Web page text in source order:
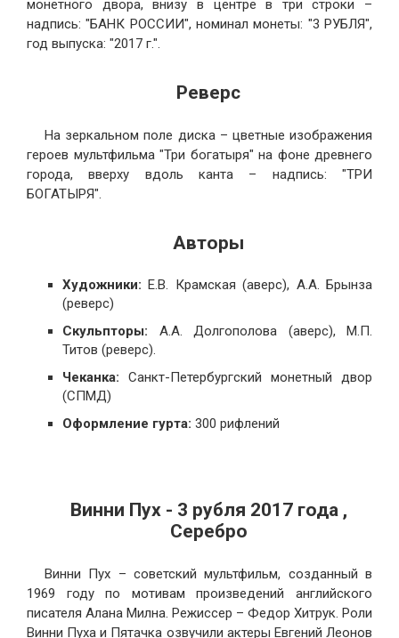
монетного двора, внизу в центре в три строки –
надпись: "БАНК РОССИИ", номинал монеты: "3 РУБЛЯ",
год выпуска: "2017 г.".
Реверс
На зеркальном поле диска – цветные изображения
героев мультфильма "Три богатыря" на фоне древнего
города, вверху вдоль канта – надпись: "ТРИ
БОГАТЫРЯ".
Авторы
Художники: Е.В. Крамская (аверс), А.А. Брынза
(реверс)
Скульпторы: А.А. Долгополова (аверс), М.П.
Титов (реверс).
Чеканка: Санкт-Петербургский монетный двор
(СПМД)
Оформление гурта: 300 рифлений
Винни Пух - 3 рубля 2017 года ,
Серебро
Винни Пух – советский мультфильм, созданный в
1969 году по мотивам произведений английского
писателя Алана Милна. Режиссер – Федор Хитрук. Роли
Винни Пуха и Пятачка озвучили актеры Евгений Леонов